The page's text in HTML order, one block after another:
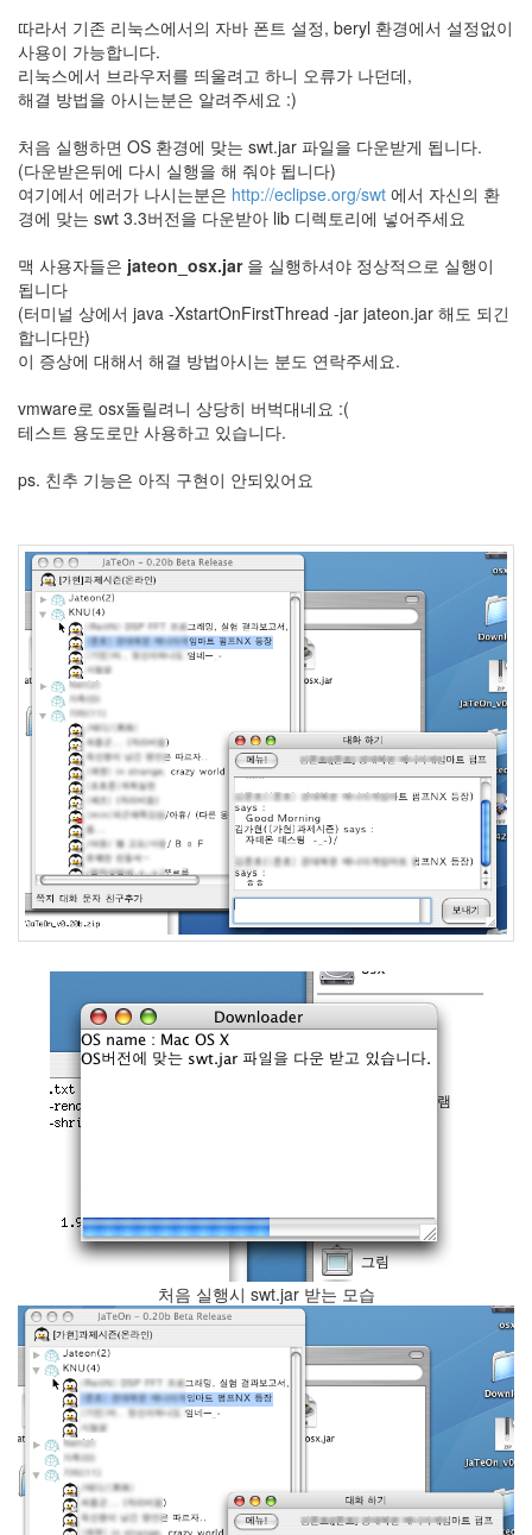
따라서 기존 리눅스에서의 자바 폰트 설정, beryl 환경에서 설정없이
사용이 가능합니다.
리눅스에서 브라우저를 띄울려고 하니 오류가 나던데,
해결 방법을 아시는분은 알려주세요 :)
처음 실행하면 OS 환경에 맞는 swt.jar 파일을 다운받게 됩니다.
(다운받은뒤에 다시 실행을 해 줘야 됩니다)
여기에서 에러가 나시는분은 http://eclipse.org/swt 에서 자신의 환
경에 맞는 swt 3.3버전을 다운받아 lib 디렉토리에 넣어주세요
맥 사용자들은 jateon_osx.jar을 실행하셔야 정상적으로 실행이
됩니다
(터미널 상에서 java -XstartOnFirstThread -jar jateon.jar 해도 되긴
합니다만)
이 증상에 대해서 해결 방법아시는 분도 연락주세요.
vmware로 osx돌릴려니 상당히 버벅대네요 :(
테스트 용도로만 사용하고 있습니다.
ps. 친추 기능은 아직 구현이 안되있어요
처음 실행시 swt.jar 받는 모습
보
0
사
진
테
슬
라
23
40
라
즈
베
리
이
0
눅
개
72
Android
도
우
Java
C,C++
Assembly
1
PHP
0
eclipse
psp
삽
질
행
사
1
3
지
름